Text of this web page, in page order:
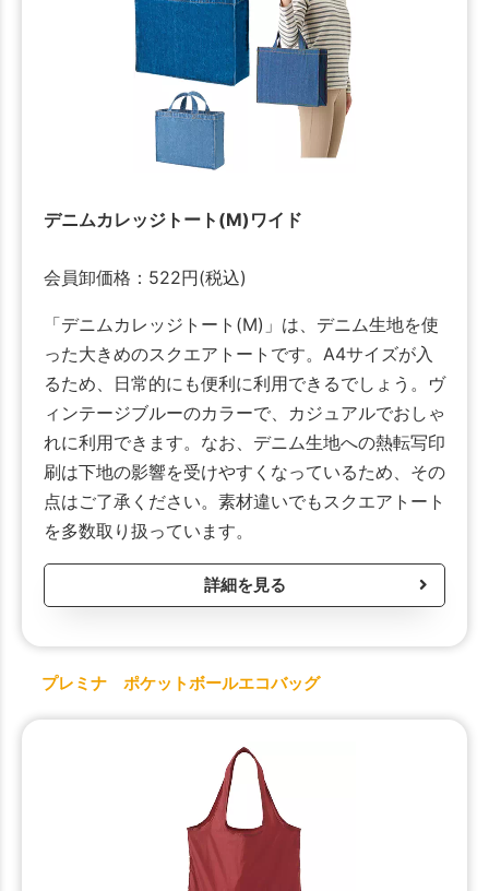
デニムカレッジトート(M)ワイド
会員卸価格： 522円(税込)
「デニムカレッジトート(M)」は、デニム生地を使
った大きめのスクエアトートです。A4サイズが入
るため、日常的にも便利に利用できるでしょう。ヴ
ィンテージブルーのカラーで、カジュアルでおしゃ
れに利用できます。なお、デニム生地への熱転写印
刷は下地の影響を受けやすくなっているため、その
点はご了承ください。素材違いでもスクエアトート
を多数取り扱っています。
詳細を見る
プレミナ ポケットボールエコバッグ